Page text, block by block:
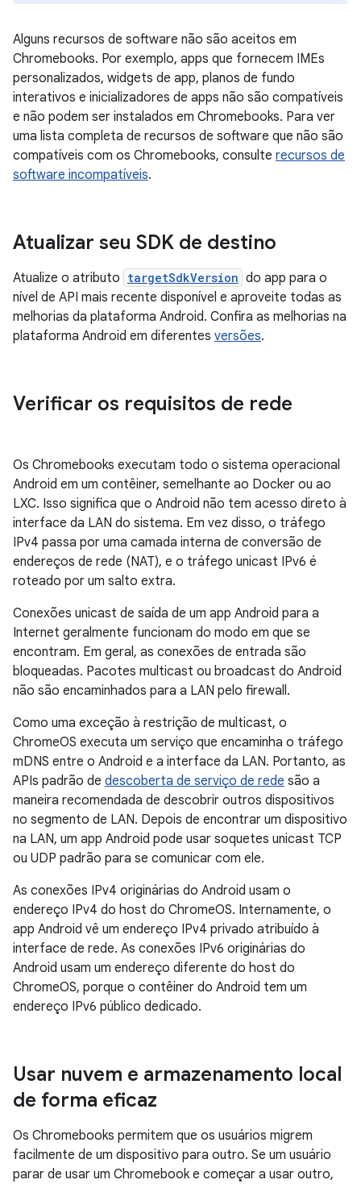
Alguns recursos de software não são aceitos em
Chromebooks. Por exemplo, apps que fornecem IMEs
personalizados, widgets de app, planos de fundo
interativos e inicializadores de apps não são compatíveis
e não podem ser instalados em Chromebooks. Para ver
uma lista completa de recursos de software que não são
compatíveis com os Chromebooks, consulte recursos de
software incompatíveis.
Atualizar seu SDK de destino
Atualize o atributo targetSdkVersion do app para o
nível de API mais recente disponível e aproveite todas as
melhorias da plataforma Android. Confira as melhorias na
plataforma Android em diferentes versões.
Verificar os requisitos de rede
Os Chromebooks executam todo o sistema operacional
Android em um contêiner, semelhante ao Docker ou ao
LXC. Isso significa que o Android não tem acesso direto à
interface da LAN do sistema. Em vez disso, o tráfego
IPv4 passa por uma camada interna de conversão de
endereços de rede (NAT), e o tráfego unicast IPv6 é
roteado por um salto extra.
Conexões unicast de saída de um app Android para a
Internet geralmente funcionam do modo em que se
encontram. Em geral, as conexões de entrada são
bloqueadas. Pacotes multicast ou broadcast do Android
não são encaminhados para a LAN pelo firewall.
Como uma exceção à restrição de multicast, o
ChromeOS executa um serviço que encaminha o tráfego
mDNS entre o Android e a interface da LAN. Portanto, as
APIs padrão de descoberta de serviço de rede são a
maneira recomendada de descobrir outros dispositivos
no segmento de LAN. Depois de encontrar um dispositivo
na LAN, um app Android pode usar soquetes unicast TCP
ou UDP padrão para se comunicar com ele.
As conexões IPv4 originárias do Android usam o
endereço IPv4 do host do ChromeOS. Internamente, o
app Android vê um endereço IPv4 privado atribuído à
interface de rede. As conexões IPv6 originárias do
Android usam um endereço diferente do host do
ChromeOS, porque o contêiner do Android tem um
endereço IPv6 público dedicado.
Usar nuvem e armazenamento local
de forma eficaz
Os Chromebooks permitem que os usuários migrem
facilmente de um dispositivo para outro. Se um usuário
parar de usar um Chromebook e começar a usar outro,